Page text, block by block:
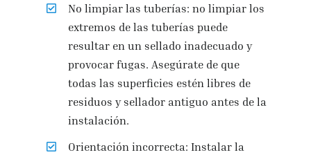
No limpiar las tuberías: no limpiar los
extremos de las tuberías puede
resultar en un sellado inadecuado y
provocar fugas. Asegúrate de que
todas las superficies estén libres de
residuos y sellador antiguo antes de la
instalación.
Orientación incorrecta: Instalar la